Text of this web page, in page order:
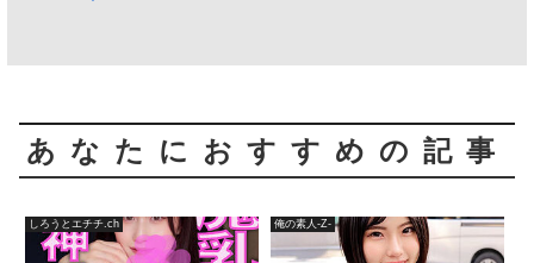
あなたにおすすめの記事
しろうとエチチ.ch 俺の素人-Z-